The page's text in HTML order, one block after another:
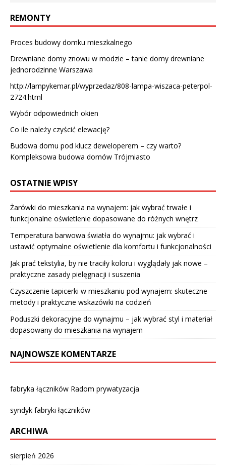
REMONTY
Proces budowy domku mieszkalnego
Drewniane domy znowu w modzie – tanie domy drewniane
jednorodzinne Warszawa
http://lampykemar.pl/wyprzedaz/808-lampa-wiszaca-peterpol-
2724.html
Wybór odpowiednich okien
Co ile należy czyścić elewację?
Budowa domu pod klucz deweloperem – czy warto?
Kompleksowa budowa domów Trójmiasto
OSTATNIE WPISY
Żarówki do mieszkania na wynajem: jak wybrać trwałe i
funkcjonalne oświetlenie dopasowane do różnych wnętrz
Temperatura barwowa światła do wynajmu: jak wybrać i
ustawić optymalne oświetlenie dla komfortu i funkcjonalności
Jak prać tekstylia, by nie traciły koloru i wyglądały jak nowe –
praktyczne zasady pielęgnacji i suszenia
Czyszczenie tapicerki w mieszkaniu pod wynajem: skuteczne
metody i praktyczne wskazówki na codzień
Poduszki dekoracyjne do wynajmu – jak wybrać styl i materiał
dopasowany do mieszkania na wynajem
NAJNOWSZE KOMENTARZE
fabryka łączników Radom prywatyzacja
syndyk fabryki łączników
ARCHIWA
sierpień 2026